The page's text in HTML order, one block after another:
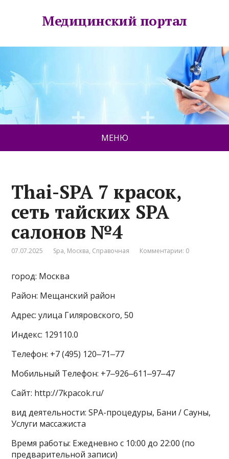
Медицинский портал
МЕНЮ
Thai-SPA 7 красок,
сеть тайских SPA
салонов №4
07.07.2025 Spa, Москва, Справочная Комментарии: 0
город: Москва
Район: Мещанский район
Адрес: улица Гиляровского, 50
Индекс: 129110.0
Телефон: +7 (495) 120‒71‒77
Мобильный Телефон: +7‒926‒611‒97‒47
Сайт: http://7kpacok.ru/
вид деятельности: SPA-процедуры, Бани / Сауны,
Услуги массажиста
Время работы: Ежедневно с 10:00 до 22:00 (по
предварительной записи)